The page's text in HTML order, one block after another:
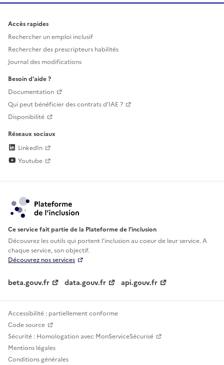
Accès rapides
Rechercher un emploi inclusif
Rechercher des prescripteurs habilités
Journal des modifications
Besoin d'aide ?
Documentation
Qui peut bénéficier des contrats d'IAE ?
Disponibilité
Réseaux sociaux
LinkedIn
Youtube
Ce service fait partie de la Plateforme de l’inclusion
Découvrez les outils qui portent l'inclusion aucoeur de leur service. A
chaque service, son objectif.
Découvrez nos services
beta.gouv.fr data.gouv.fr api.gouv.fr
Accessibilité : partiellement conforme
Code source
Sécurité : Homologation avec MonServiceSécurisé
Mentions légales
Conditions générales